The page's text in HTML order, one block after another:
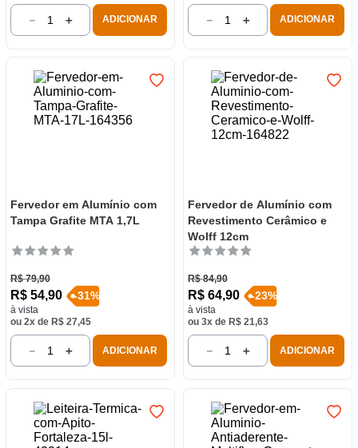
＋
－ ADICIONAR ＋
－ ADICIONAR
Fervedor em Alumínio com
Tampa Grafite MTA 1,7L
R$ 79,90
R$ 54,90
à vista
-31%
ou 2x de R$ 27,45
＋
－ ADICIONAR
Fervedor de Alumínio com
Revestimento Cerâmico e
Wolff 12cm
R$ 84,90
R$ 64,90
à vista
-23%
ou 3x de R$ 21,63
＋
－ ADICIONAR